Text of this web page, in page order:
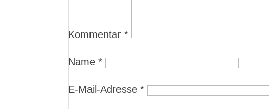
Kommentar*
Name*
E-Mail-Adresse*